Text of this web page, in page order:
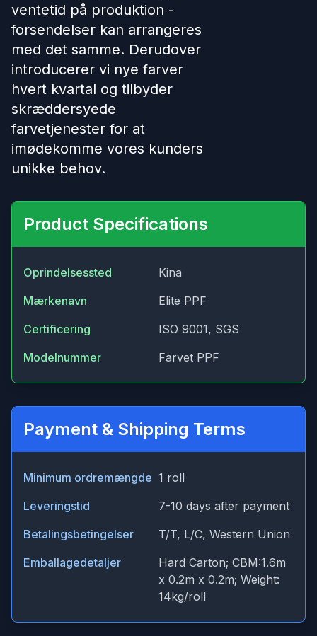
ventetid på produktion -
forsendelser kan arrangeres
med det samme. Derudover
introducerer vi nye farver
hvert kvartal og tilbyder
skræddersyede
farvetjenester for at
imødekomme vores kunders
unikke behov.
Product Specifications
Oprindelsessted
Kina
Mærkenavn
Elite PPF
Certificering
ISO 9001, SGS
Modelnummer
Farvet PPF
Payment & Shipping Terms
Minimum ordremængde 1 roll
Leveringstid
7-10 days after payment
Betalingsbetingelser
T/T, L/C, Western Union
Emballagedetaljer
Hard Carton; CBM:1.6m
x 0.2m x 0.2m; Weight:
14kg/roll